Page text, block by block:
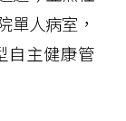
單人病室，
自主健康管